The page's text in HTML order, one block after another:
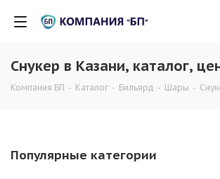
Снукер в Казани, каталог,
Компания БП - Каталог - Бильярд - Шары -
Популярные категории